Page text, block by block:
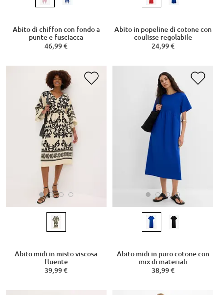
Abito di chiffon con fondo a
punte e fusciacca
46,99 €
Abito in popeline di cotone con
coulisse regolabile
24,99 €
Abito midi in misto viscosa
fluente
39,99 €
Abito midi in puro cotone con
mix di materiali
38,99 €